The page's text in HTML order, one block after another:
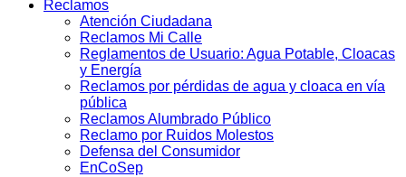
Reclamos
Atención Ciudadana
Reclamos Mi Calle
Reglamentos de Usuario: Agua Potable, Cloacas
y Energía
Reclamos por pérdidas de agua y cloaca en vía
pública
Reclamos Alumbrado Público
Reclamo por Ruidos Molestos
Defensa del Consumidor
EnCoSep